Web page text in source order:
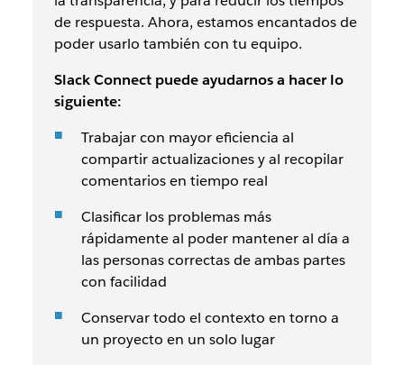
de respuesta. Ahora, estamos encantados de
poder usarlo también con tu equipo.
Slack Connect puede ayudarnos a hacer lo
siguiente:
Trabajar con mayor eficiencia al
compartir actualizaciones y al recopilar
comentarios en tiempo real
Clasificar los problemas más
rápidamente al poder mantener al día a
las personas correctas de ambas partes
con facilidad
Conservar todo el contexto en torno a
un proyecto en un solo lugar